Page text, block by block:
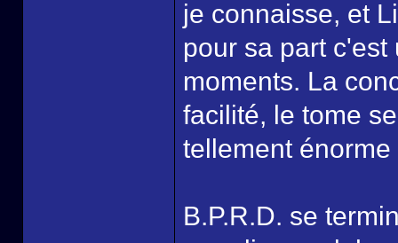
je connaisse, et
pour sa part
moments. La
facilité, le tome
tellement
B.P.R.D. se